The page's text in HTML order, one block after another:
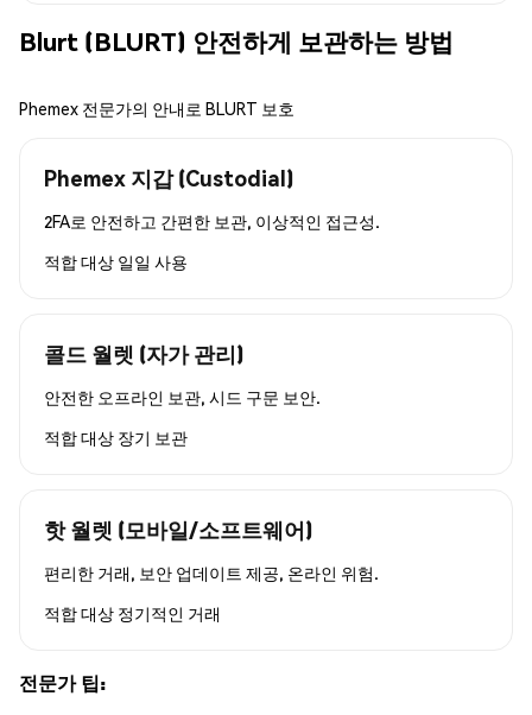
Blurt (BLURT) 안전하게 보관하는 방법
Phemex 전문가의 안내로 BLURT 보호
Phemex 지갑 (Custodial)
2FA로 안전하고 간편한 보관, 이상적인 접근성.
적합 대상 일일 사용
콜드 월렛 (자가 관리)
안전한 오프라인 보관, 시드 구문 보안.
적합 대상 장기 보관
핫 월렛 (모바일/소프트웨어)
편리한 거래, 보안 업데이트 제공, 온라인 위험.
적합 대상 정기적인 거래
전문가 팁: